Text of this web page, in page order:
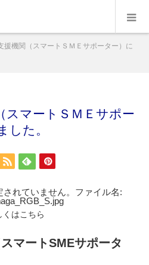
援機関（スマートＳＭＥサポーター）に
スマートＳＭＥサポー
した。
くはこちら
マートSMEサポータ